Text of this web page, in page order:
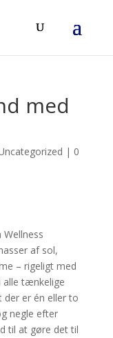
med
| 0
af sol,
– rigeligt med
alle tænkelige
der er én eller to
negle efter
til at gøre det til